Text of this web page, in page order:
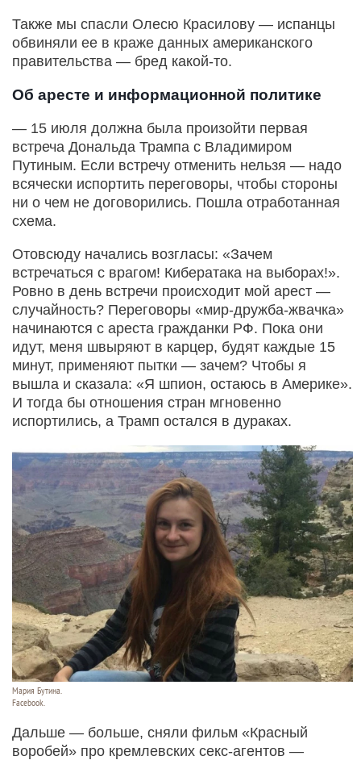
Также мы спасли Олесю Красилову — испанцы
обвиняли ее в краже данных американского
правительства — бред какой-то.
Об аресте и информационной политике
— 15 июля должна была произойти первая
встреча Дональда Трампа с Владимиром
Путиным. Если встречу отменить нельзя — надо
всячески испортить переговоры, чтобы стороны
ни о чем не договорились. Пошла отработанная
схема.
Отовсюду начались возгласы: «Зачем
встречаться с врагом! Кибератака на выборах!».
Ровно в день встречи происходит мой арест —
случайность? Переговоры «мир-дружба-жвачка»
начинаются с ареста гражданки РФ. Пока они
идут, меня швыряют в карцер, будят каждые 15
минут, применяют пытки — зачем? Чтобы я
вышла и сказала: «Я шпион, остаюсь в Америке».
И тогда бы отношения стран мгновенно
испортились, а Трамп остался в дураках.
Мария Бутина.
Facebook.
Дальше — больше, сняли фильм «Красный
воробей» про кремлевских секс-агентов —